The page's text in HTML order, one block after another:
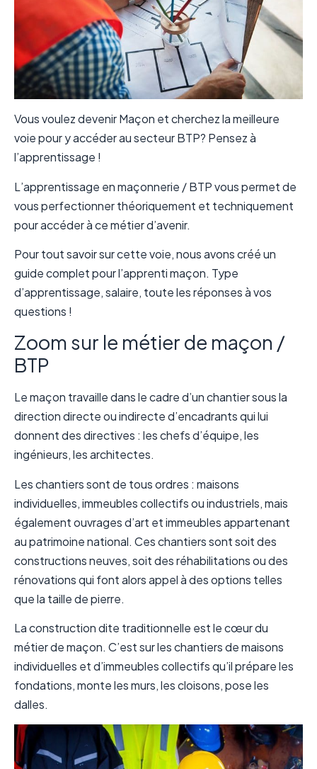
Vous voulez devenir Maçon et cherchez la meilleure
voie pour y accéder au secteur BTP? Pensez à
l’apprentissage !
L’apprentissage en maçonnerie / BTP vous permet de
vous perfectionner théoriquement et techniquement
pour accéder à ce métier d’avenir.
Pour tout savoir sur cette voie, nous avons créé un
guide complet pour l’apprenti maçon. Type
d’apprentissage, salaire, toute les réponses à vos
questions !
Zoom sur le métier de maçon /
BTP
Le maçon travaille dans le cadre d’un chantier sous la
direction directe ou indirecte d’encadrants qui lui
donnent des directives : les chefs d’équipe, les
ingénieurs, les architectes.
Les chantiers sont de tous ordres : maisons
individuelles, immeubles collectifs ou industriels, mais
également ouvrages d’art et immeubles appartenant
au patrimoine national. Ces chantiers sont soit des
constructions neuves, soit des réhabilitations ou des
rénovations qui font alors appel à des options telles
que la taille de pierre.
La construction dite traditionnelle est le cœur du
métier de maçon. C’est sur les chantiers de maisons
individuelles et d’immeubles collectifs qu’il prépare les
fondations, monte les murs, les cloisons, pose les
dalles.